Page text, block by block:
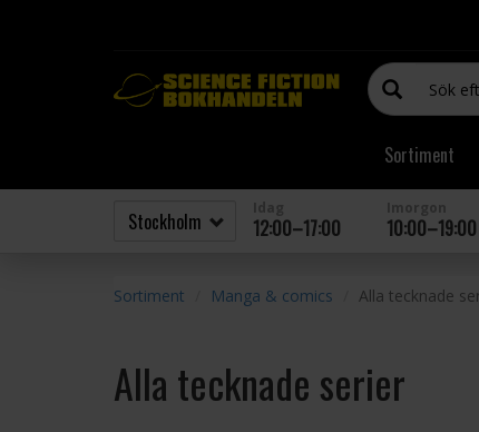
Sortiment
12:00–17:00 10:00–19:00
Sortiment Manga & comics Alla tecknade
Alla tecknade serier